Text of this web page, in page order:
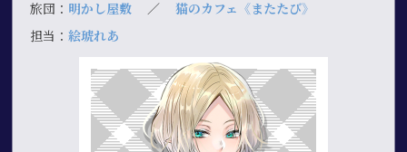
旅団： 明かし屋敷 ／猫のカフェ《またたび》
担当：絵琥れあ